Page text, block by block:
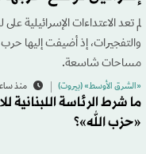
لم تعد الاعتداءات الإسرائيلية
والتفجيرات، إذ أضيفت إليها
مساحات شاسعة.
«الشرق الأوسط» (بيروت) منذ
ما شرط الرئاسة اللبنانية
«حزب الله»؟